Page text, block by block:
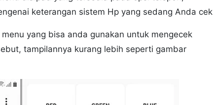
keterangan sistem Hp yang sedang Anda cek
yang bisa anda gunakan untuk mengecek
tampilannya kurang lebih seperti gambar